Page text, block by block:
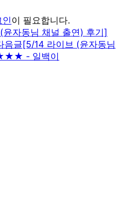
인이 필요합니다.
자동님 채널 출연) 후기]
음글[5/14 라이브 (윤자동님
- 일백이